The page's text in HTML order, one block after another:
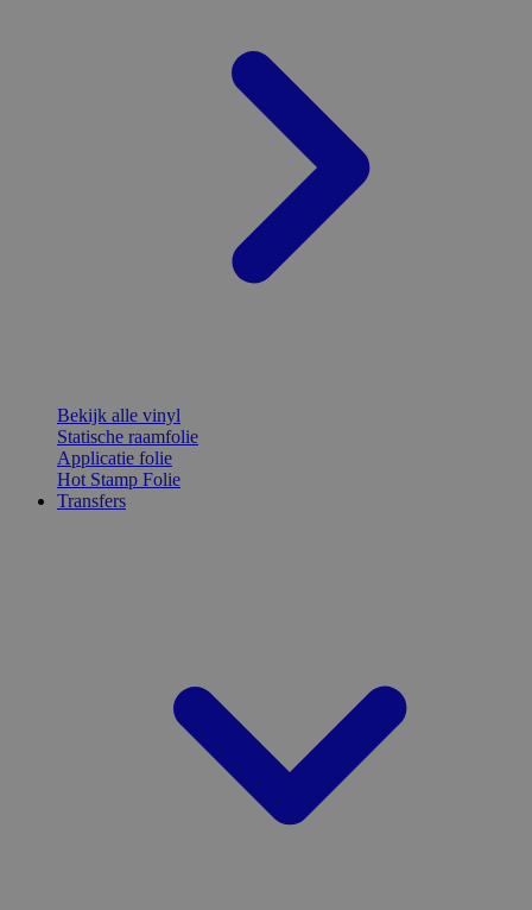
Bekijk alle vinyl
Statische raamfolie
Applicatie folie
Hot Stamp Folie
Transfers